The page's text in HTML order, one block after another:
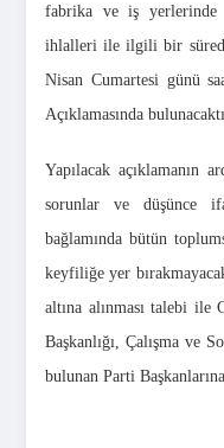
fabrika ve iş yerlerinde
ihlalleri ile ilgili bir
Nisan Cumartesi günü
Açıklamasında
Yapılacak açıklamanın
sorunlar ve düşünce
bağlamında bütün
keyfiliğe yer
altına alınması talebi ile
Başkanlığı, Çalışma ve
bulunan Parti